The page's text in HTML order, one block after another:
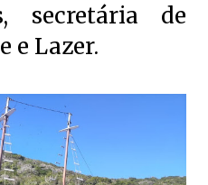
secretária de
e Lazer.